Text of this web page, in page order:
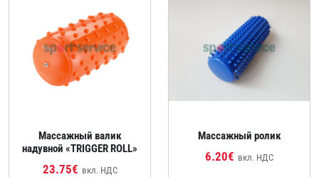
Массажный валик
надувной «TRIGGER ROLL»
23.75€ вкл. НДС
Массажный ролик
6.20€ вкл. НДС